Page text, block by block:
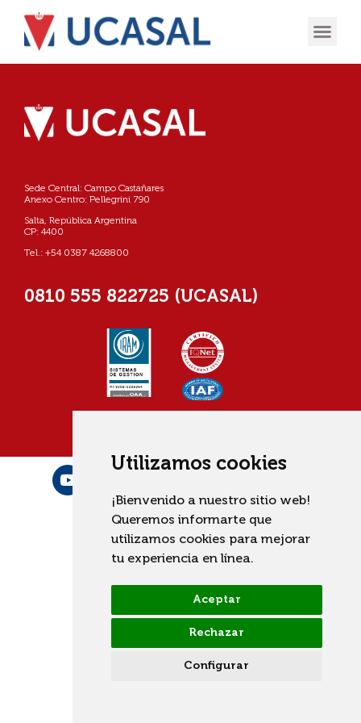
Utilizamos cookies
¡Bienvenido a nuestro sitio web!
Queremos informarte que
utilizamos cookies para mejorar
tu experiencia en línea.
Aceptar
Rechazar
Configurar
Sede Central: Campo Castañares
Anexo Centro: Pellegrini 790
Salta, República Argentina
CP: 4400
Tel.: +54 0387 4268800
0810 555 822725 (UCASAL)